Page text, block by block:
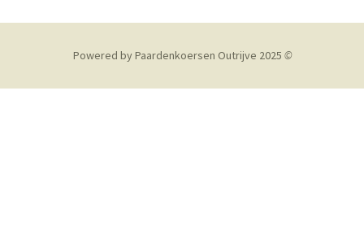
Powered by Paardenkoersen Outrijve 2025 ©